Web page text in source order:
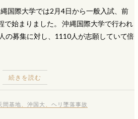
国際大学では2月4日から一般入試、前
で始まりました。 沖縄国際大学で行われ
の募集に対し、1110人が志願していて倍
続きを読む
間基地 、沖国大 、ヘリ墜落事故